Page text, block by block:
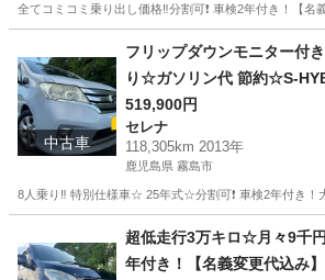
全てコミコミ乗り出し価格‼️分割可❗️ 車検2年付き！
その他 走行距離
中古車
フリップダウンモニター付
り☆ガソリン代 節約☆S-
年式☆月々1.2万円〜分割払い
人気☆ニッサン セレナ☆フリ
付き☆Bluetooth対応ナビ☆
ルミ☆☆車内広々三列シー
519,900円
セレナ
118,305km 2013年
鹿児島県 霧島市
8人乗り‼️ 特別仕様車☆ 25年式☆分割可❗️ 車検2年付き
セレナ Bluetooth
超低走行3万キロ☆月々9千
年付き！【名義変更代込み